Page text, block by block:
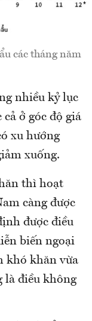
các tháng năm
nhiều kỷ lục
ở góc độ giá
xu hướng
xuống.
thì hoạt
càng được
được điều
biến ngoại
khó khăn vừa
là điều không